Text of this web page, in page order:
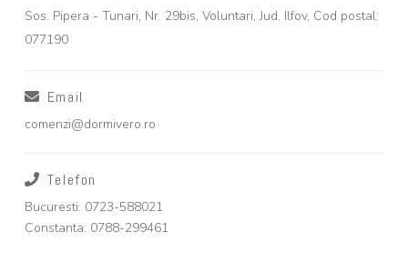
Sos. Pipera - Tunari, Nr. 29bis, Voluntari, Jud. Ilfov, Cod postal:
077190
Email
comenzi@dormivero.ro
Telefon
Bucuresti: 0723-588021
Constanta: 0788-299461